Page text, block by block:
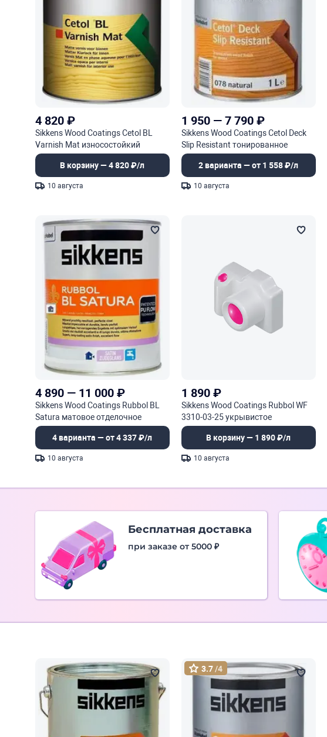
4 820₽
Sikkens Wood Coatings Cetol BL
Varnish Mat износостойкий
полиуретановый лак для защиты
древесиныВ корзину — 4 820 ₽/л
10 августа
1 950 —7 790₽
Sikkens Wood Coatings Cetol Deck
Slip Resistant тонированное
отделочное покрытие
2 варианта — от 1 558 ₽/л
10 августа
4 890 — 11 000₽
Sikkens Wood Coatings Rubbol BL
Satura матовое отделочное
покрытие
4 варианта — от 4 337 ₽/л
10 августа
1 890₽
Sikkens Wood Coatings Rubbol WF
3310-03-25 укрывистое
промежуточное и финишное
покрытиеВ корзину — 1 890 ₽/л
10 августа
Бесплатная доставка
при заказе от 5000 ₽
3.7/4